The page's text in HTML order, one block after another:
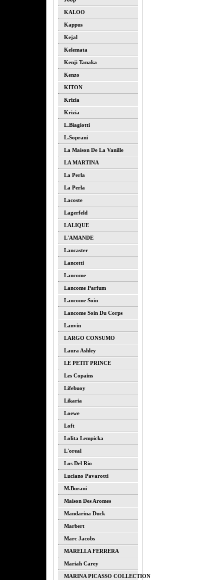
KALOO
Kappus
Kejal
Kelemata
Kenji Tanaka
Kenzo
KITON
Krizia
Krizia
L.biagiotti
L.soprani
La Maison De La Vanille
LA MARTINA
La Perla
La Perla
Lacoste
Lagerfeld
LALIQUE
L'AMANDE
Lancaster
Lancetti
Lancome
Lancome Parfum
Lancome Soin
Lancome Soin Du Corps
Lanvin
LARGO CONSUMO
Laura Ashley
LE PETIT PRINCE
Les Copains
Lifebuoy
Likaria
Loewe
Loft
Lolita Lempicka
L'oreal
Los Del Rio
Luciano Pavarotti
M.burani
Maison Des Aromes
Mandarina Duck
Marbert
Marc Jacobs
MARELLA FERRERA
Mariah Carey
MARINA PICASSO COLLECTION